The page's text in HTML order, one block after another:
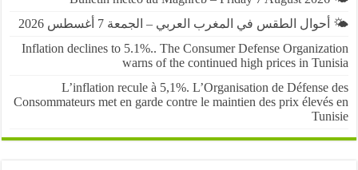
الطقس في المغرب العربي – الجمعة 7 أغسطس 2026
Inflation declines to 5.1%.. The Consumer Defense
warns of the continued high prices in
L’inflation recule à 5,1%. L’Organisation de
Consommateurs met en garde contre le maintien des prix